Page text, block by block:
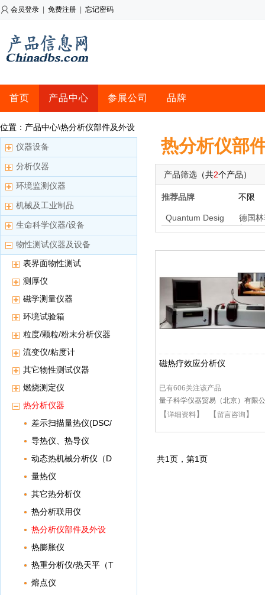
会员登录 免费注册 忘记密码
首页 产品中心 参展公司 品牌
位置：产品中心\热分析仪部件及外设
仪器设备
分析仪器
环境监测仪器
机械及工业制品
生命科学仪器/设备
物性测试仪器及设备
表界面物性测试
测厚仪
磁学测量仪器
环境试验箱
粒度/颗粒/粉末分析仪器
流变仪/粘度计
其它物性测试仪器
燃烧测定仪
热分析仪器
差示扫描量热仪(DSC/
DTA)导热仪、热导仪
动态热机械分析仪（D
MA/TMA/DMTA）
量热仪
其它热分析仪
热分析联用仪
热分析仪部件及外设
热膨胀仪
热重分析仪/热天平（T
GA）
熔点仪
热分析仪部
产品筛选 （共2个产品）
推荐品牌 不限
Quantum Desig
n China
德国
析
磁热疗效应分析仪
已有606关注该产品
量子科学仪器贸易（北京）有限公
司【详细资料】 【 留言咨询 】
共1页，第1页